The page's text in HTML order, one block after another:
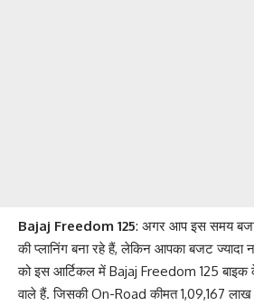
Bajaj Freedom 125: अगर आप इस समय
की प्लानिंग बना रहे हैं, लेकिन आपका बजट ज्यादा
को इस आर्टिकल में Bajaj Freedom 125 बाइक
वाले हैं. जिसकी On-Road कीमत 1,09,167